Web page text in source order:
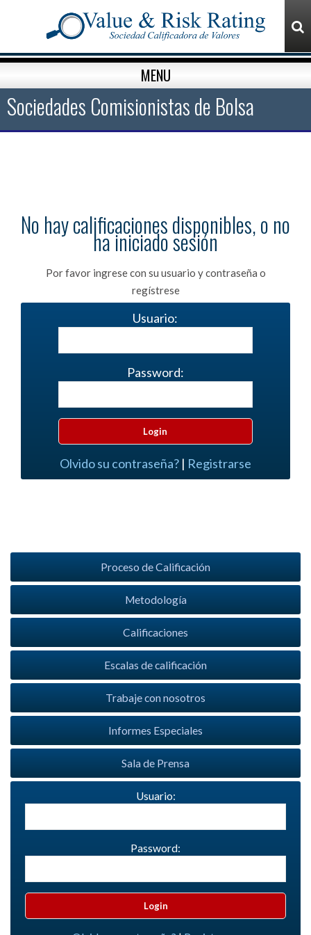
MENU
Sociedades Comisionistas de Bolsa
No hay calificaciones disponibles, o no
ha iniciado sesión
Por favor ingrese con su usuario y contraseña o
regístrese
Usuario:
Password:
Olvido su contraseña?| Registrarse
Proceso de Calificación
Metodología
Calificaciones
Escalas de calificación
Trabaje con nosotros
Informes Especiales
Sala de Prensa
Usuario:
Password: